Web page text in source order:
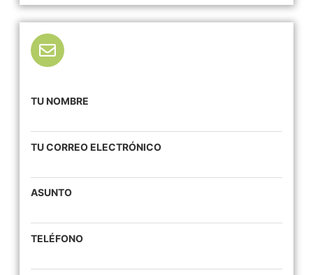
TU NOMBRE
TU CORREO ELECTRÓNICO
ASUNTO
TELÉFONO